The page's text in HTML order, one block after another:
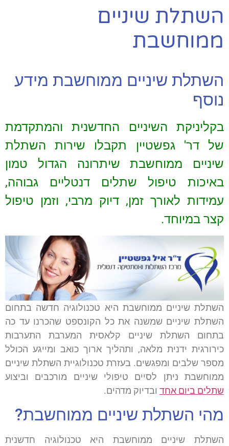
השתלת שיניים
ממוחשבת
השתלת שיניים ממוחשבת מידע
נוסף
בקליניקת השיניים החדשנית והמתקדמת
של דר' גפשטיין תקבלו שירות השתלת
שיניים ממוחשבת שיתרונה הגדול טמון
באיכות טיפול שתלים דנטליים גבוהה,
עמידות לאורך זמן, דיוק מרבי, וזמן טיפול
קצר במיוחד.
השתלת שיניים ממוחשבת היא טכנולוגיה חדשה בתחום
השתלת שיניים שמשנה את כל הקונספט שהכרנו עד כה
בתחום השתלת שיניים קלאסית המערבת התערבות
כירורגית ידנית מלאה, ותהליך ארוך כואב ומייגע הכולל
מספר שלבים ומפגשים. בעזרת טכנולוגיית השתלת שיניים
ממוחשבת ניתן לסיים טיפולי שיניים מורכבים וביצוע
שתלים ביום אחד ובדיוק מדהים.
מהי השתלת שיניים ממוחשבת?
השתלת שיניים ממוחשבת היא טכנולוגיה חדשנית